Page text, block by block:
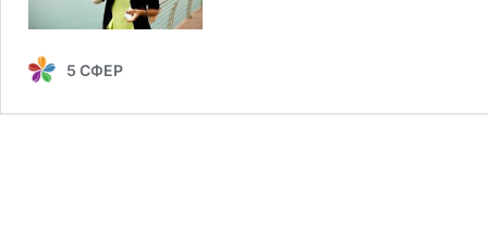
5 СФЕР